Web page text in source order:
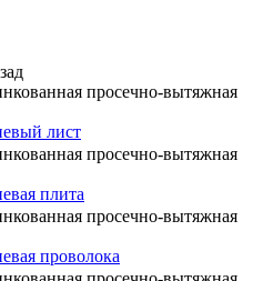
лист
плита
проволока